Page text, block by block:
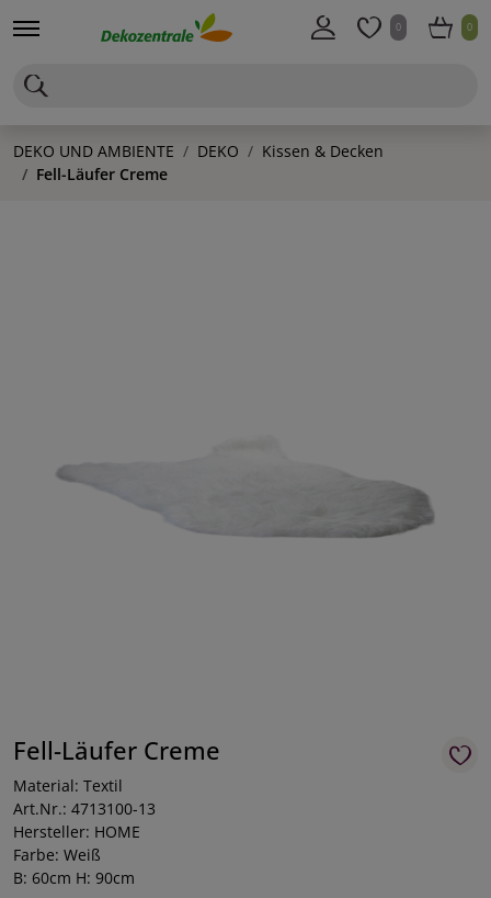
0 0
DEKO UND AMBIENTE DEKO
Kissen & Decken
Fell-Läufer Creme
Fell-Läufer Creme
Material: Textil
Art.Nr.: 4713100-13
Hersteller: HOME
Farbe: Weiß
B: 60cm H: 90cm